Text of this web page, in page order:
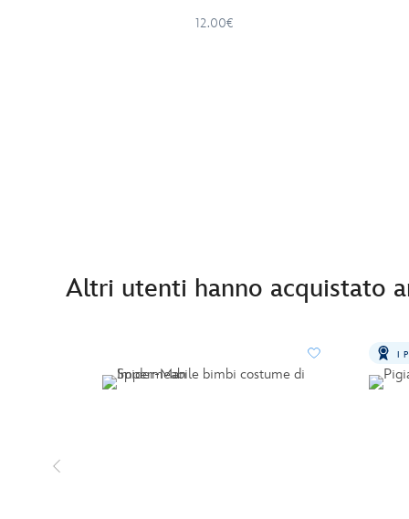
12.00€
Altri utenti hanno acquistato
I